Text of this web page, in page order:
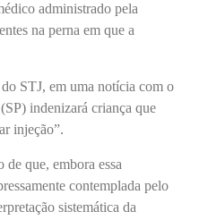
administrado pela
na perna em que a
STJ, em uma notícia com o
indenizará criança que
injeção”.
que, embora essa
contemplada pelo
sistemática da